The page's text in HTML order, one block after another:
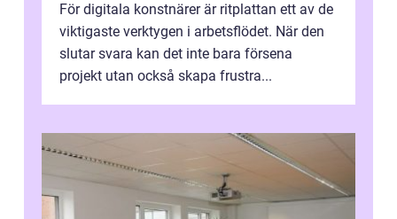
För digitala konstnärer är ritplattan ett av de
viktigaste verktygen i arbetsflödet. När den
slutar svara kan det inte bara försena
projekt utan också skapa frustra...